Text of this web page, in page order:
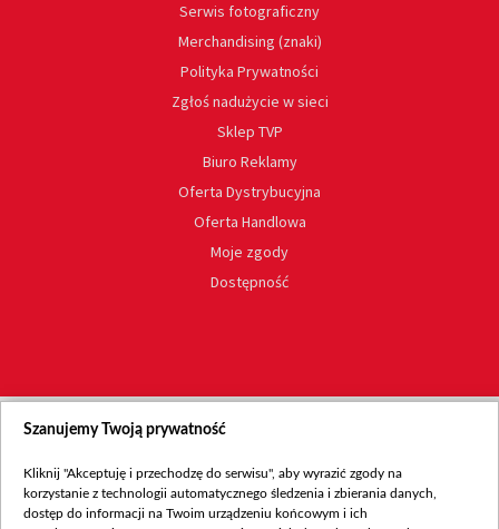
Serwis fotograficzny
Merchandising (znaki)
Polityka Prywatności
Zgłoś nadużycie w sieci
Sklep TVP
Biuro Reklamy
Oferta Dystrybucyjna
Oferta Handlowa
Moje zgody
Dostępność
Szanujemy Twoją prywatność
Kliknij "Akceptuję i przechodzę do serwisu", aby wyrazić zgody na
korzystanie z technologii automatycznego śledzenia i zbierania danych,
dostęp do informacji na Twoim urządzeniu końcowym i ich